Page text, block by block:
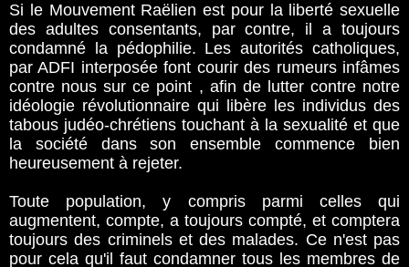
Si le Mouvement Raëlien est pour la liberté sexuelle
des adultes consentants, par contre, il a toujours
condamné la pédophilie. Les autorités catholiques,
par ADFI interposée font courir des rumeurs infâmes
contre nous sur ce point , afin de lutter contre notre
idéologie révolutionnaire qui libère les individus des
tabous judéo-chrétiens touchant à la sexualité et que
la société dans son ensemble commence bien
heureusement à rejeter.
Toute population, y compris parmi celles qui
augmentent, compte, a toujours compté, et comptera
toujours des criminels et des malades. Ce n'est pas
pour cela qu'il faut condamner tous les membres de